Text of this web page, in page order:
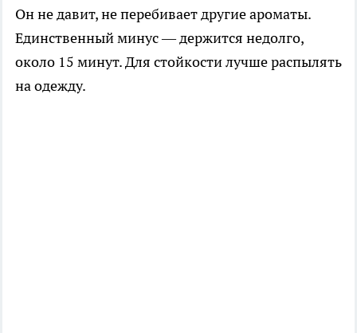
Он не давит, не перебивает другие ароматы.
Единственный минус — держится недолго,
около 15 минут. Для стойкости лучше распылять
на одежду.